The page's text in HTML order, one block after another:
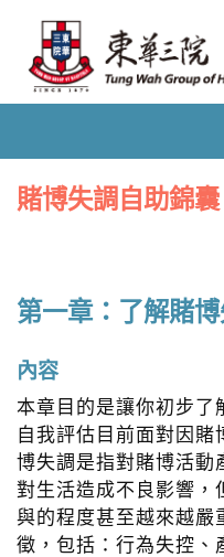
賭博失調自助錦囊
第一章：了解賭
內容
本章目的是讓你初步了
自我評估目前面對因賭
博失調是指對賭博活動
對生活造成不良影響，
與的程度甚至越來越嚴
徵，包括：行為失控、